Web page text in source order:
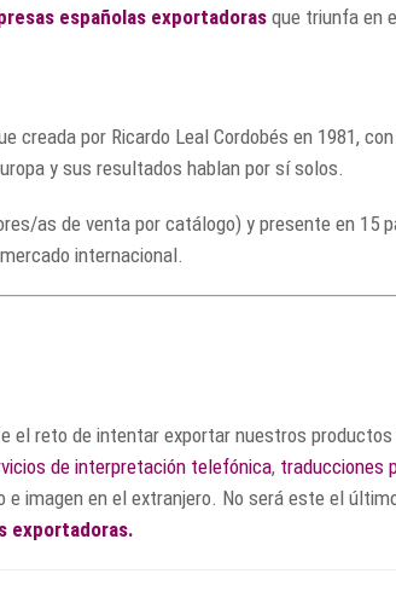
españolas exportadorasque triunfa en
por Ricardo Leal Cordobés en 1981,
y sus resultados hablan por sí solos.
as de venta por catálogo) y presente en 15
internacional.
el reto de intentar exportar nuestros
de interpretación telefónica, traducciones
imagen en el extranjero. No será este el
exportadoras.